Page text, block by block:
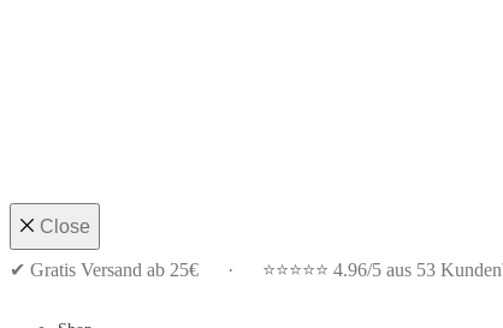
Close
✔ Gratis Versand ab 25€ · ⭐⭐⭐⭐⭐ 4.96/5 aus 53